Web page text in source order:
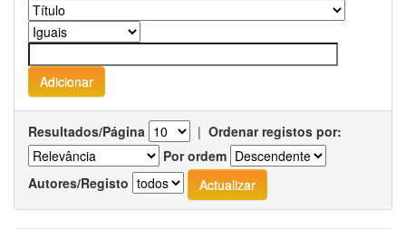
Resultados/Página | Ordenar registos por:
Por ordem
Autores/Registo